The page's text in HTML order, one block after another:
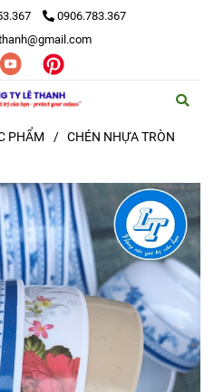
0906.783.367
PHẨM / CHÉN NHỰA TRÒN